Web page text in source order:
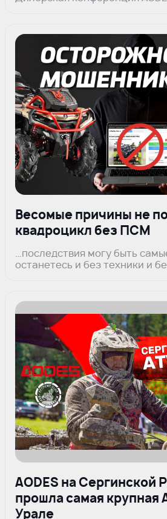
Весомые причины не
квадроцикл без ПСМ
…последствия могу быть
останетесь и без техники и
AODES на Сергинской
прошла самая крупная
Урале